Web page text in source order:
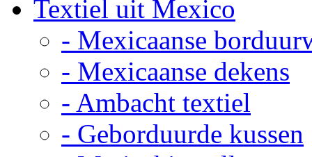
Textiel uit Mexico
- Mexicaanse
- Mexicaanse dekens
- Ambacht textiel
- Geborduurde kussen